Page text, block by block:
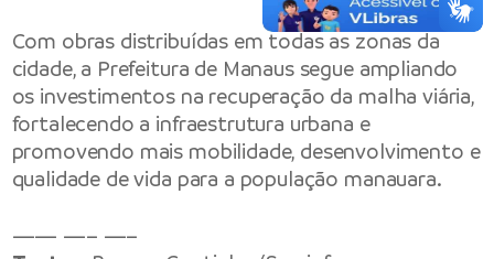
Com obras distribuídas em todas as zonas da
cidade, a Prefeitura de Manaus segue ampliando
os investimentos na recuperação da malha viária,
fortalecendo a infraestrutura urbana e
promovendo mais mobilidade, desenvolvimento e
qualidade de vida para a população manauara.
—— —– —–